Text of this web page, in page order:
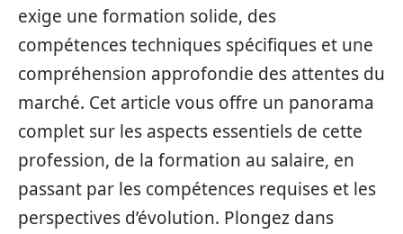
exige une formation solide, des
compétences techniques spécifiques et une
compréhension approfondie des attentes du
marché. Cet article vous offre un panorama
complet sur les aspects essentiels de cette
profession, de la formation au salaire, en
passant par les compétences requises et les
perspectives d’évolution. Plongez dans